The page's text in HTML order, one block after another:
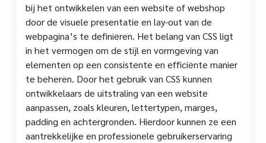
bij het ontwikkelen van een website of webshop
door de visuele presentatie en lay-out van de
webpagina’s te definiëren. Het belang van CSS ligt
in het vermogen om de stijl en vormgeving van
elementen op een consistente en efficiënte manier
te beheren. Door het gebruik van CSS kunnen
ontwikkelaars de uitstraling van een website
aanpassen, zoals kleuren, lettertypen, marges,
padding en achtergronden. Hierdoor kunnen ze een
aantrekkelijke en professionele gebruikerservaring